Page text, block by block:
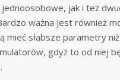
jak i też
ważna jest również
mieć słabsze parametry
gdyż to od niej